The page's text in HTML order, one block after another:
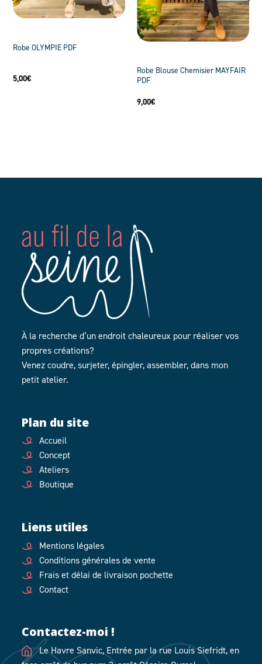
Robe OLYMPIE PDF
5,00€
Robe Blouse Chemisier MAYFAIR
PDF
9,00€
À la recherche d’un endroit chaleureux pour réaliser vos
propres créations?
Venez coudre, surjeter, épingler, assembler, dans mon
petit atelier.
Plan du site
Accueil
Concept
Ateliers
Boutique
Liens utiles
Mentions légales
Conditions générales de vente
Frais et délai de livraison pochette
Contact
Contactez-moi !
Le Havre Sanvic, Entrée par la rue Louis Siefridt, en